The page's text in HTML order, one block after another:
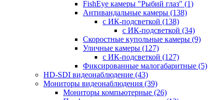
FishEye камеры "Рыбий глаз" (1)
Антивандальные камеры (138)
с ИК-подсветкой (138)
с ИК-подсветкой (34)
Скоростные купольные камеры (9)
Уличные камеры (127)
с ИК-подсветкой (127)
Фиксированные малогабаритные (5)
HD-SDI видеонаблюдение (43)
Мониторы видеонаблюдения (39)
Мониторы компьютерные (26)